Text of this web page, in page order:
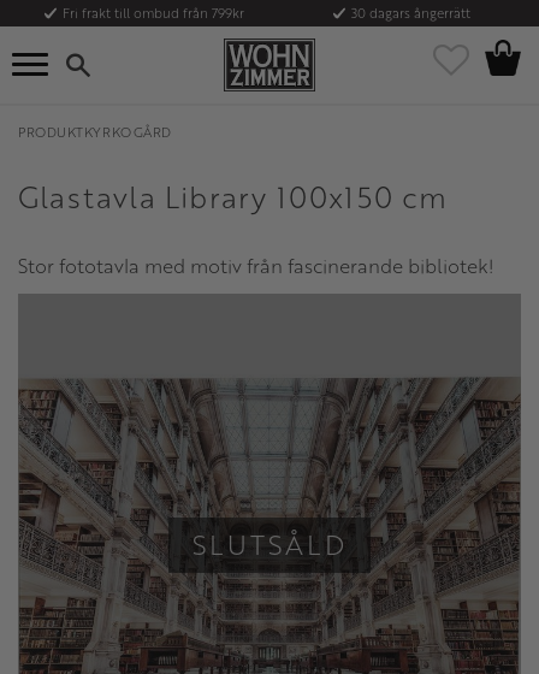
Meny
Fri frakt till ombud från 799kr 30 dagars ångerrätt
Favoriter
PRODUKTKYRKOGÅRD
Glastavla Library 100x150 cm
Stor fototavla med motiv från fascinerande bibliotek!
SLUTSÅLD